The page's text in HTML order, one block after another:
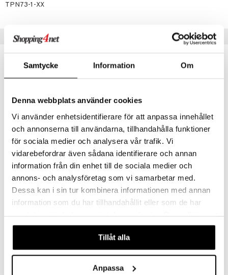
Samtycke Information Om
Denna webbplats använder cookies
Vi använder enhetsidentifierare för att anpassa innehållet
och annonserna till användarna, tillhandahålla funktioner
för sociala medier och analysera vår trafik. Vi
vidarebefordrar även sådana identifierare och annan
information från din enhet till de sociala medier och
annons- och analysföretag som vi samarbetar med.
Dessa kan i sin tur kombinera informationen med annan
information som du har tillhandahållit eller som de har
våra cookies vid fortsatt användande av vår webbplats.
Tillåt alla
Anpassa
TPN73-1-XX
Peppi Pehmeä Pallo
PIPPI LÅNGSTRUMP
7,50 €
Peppi Pitkätossu
PIPPI LÅNGSTRUMP
23,90 €